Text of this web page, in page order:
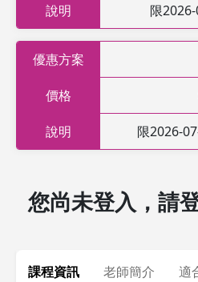
說明 限
優惠方案
價格
說明 限2026-
您尚未登入，請
課程資訊 老師簡介 適